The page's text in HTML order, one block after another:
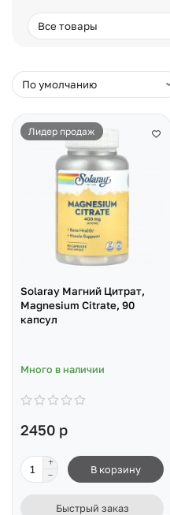
Лидер продаж
Solaray Магний Цитрат,
Magnesium Citrate, 90
капсул
Много в наличии
2450 р
В корзину
Быстрый заказ